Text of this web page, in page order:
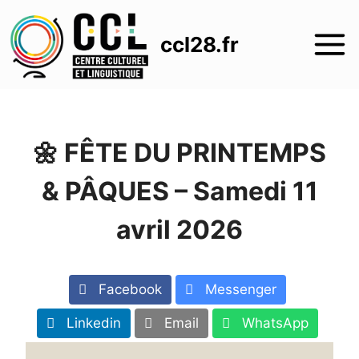
au
contenu
ccl28.fr
🌼 FÊTE DU PRINTEMPS
& PÂQUES – Samedi 11
avril 2026
Facebook Messenger
Linkedin Email WhatsApp